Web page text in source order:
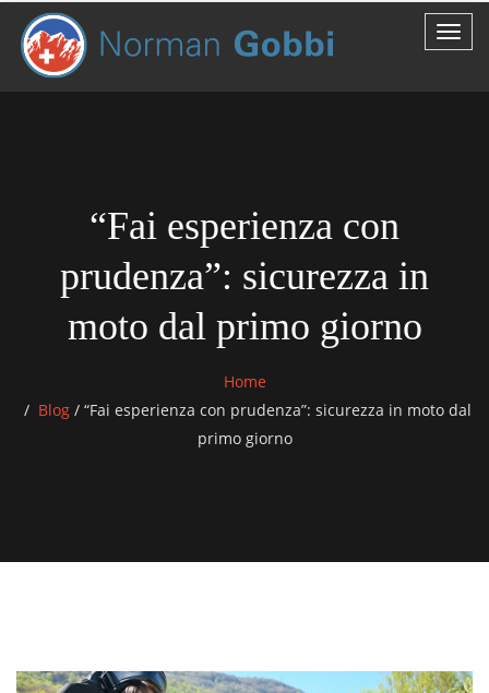
“Fai esperienza con
prudenza”: sicurezza in
moto dal primo giorno
Home
Blog /“Fai esperienza con prudenza”: sicurezza in moto dal
primo giorno